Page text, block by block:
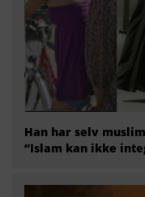
Han har selv
“Islam kan ikke